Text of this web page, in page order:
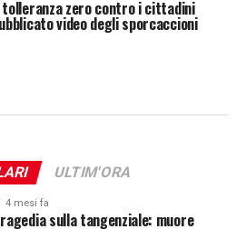
tolleranza zero contro i cittadini
video degli sporcaccioni
ULTIM'ORA
4 mesi fa
sulla tangenziale: muore